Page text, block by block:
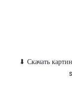
⬇ Скачать